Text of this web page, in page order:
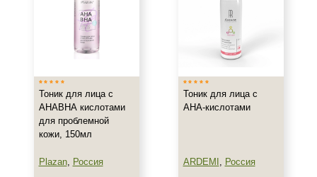
Тоник
Класс косметики
Профессиональная
Тоник для лица с
АНАВНА кислотами
для проблемной
кожи, 150мл
Plazan, Россия
Тоник для лица с
АНА-кислотами
ARDEMI , Россия